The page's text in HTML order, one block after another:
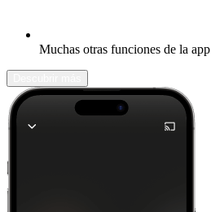
Muchas otras funciones de la app